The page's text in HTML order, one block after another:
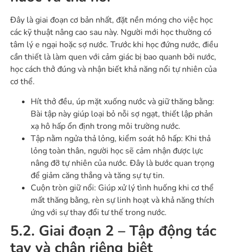
Đây là giai đoạn cơ bản nhất, đặt nền móng cho việc học
các kỹ thuật nâng cao sau này. Người mới học thường có
tâm lý e ngại hoặc sợ nước. Trước khi học đứng nước, điều
cần thiết là làm quen với cảm giác bị bao quanh bởi nước,
học cách thở đúng và nhận biết khả năng nổi tự nhiên của
cơ thể.
Hít thở đều, úp mặt xuống nước và giữ thăng bằng:
Bài tập này giúp loại bỏ nỗi sợ ngạt, thiết lập phản
xạ hô hấp ổn định trong môi trường nước.
Tập nằm ngửa thả lỏng, kiểm soát hô hấp: Khi thả
lỏng toàn thân, người học sẽ cảm nhận được lực
nâng đỡ tự nhiên của nước. Đây là bước quan trọng
để giảm căng thẳng và tăng sự tự tin.
Cuộn tròn giữ nổi: Giúp xử lý tình huống khi cơ thể
mất thăng bằng, rèn sự linh hoạt và khả năng thích
ứng với sự thay đổi tư thế trong nước.
5.2. Giai đoạn 2 – Tập động tác
tay và chân riêng biệt